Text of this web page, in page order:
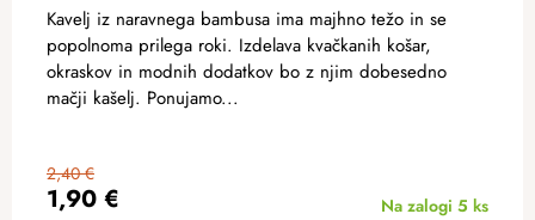
1,90 €
2,40 €
Na zalogi 5 ks
Kavelj iz naravnega bambusa ima majhno težo in se
popolnoma prilega roki. Izdelava kvačkanih košar,
okraskov in modnih dodatkov bo z njim dobesedno
mačji kašelj. Ponujamo...